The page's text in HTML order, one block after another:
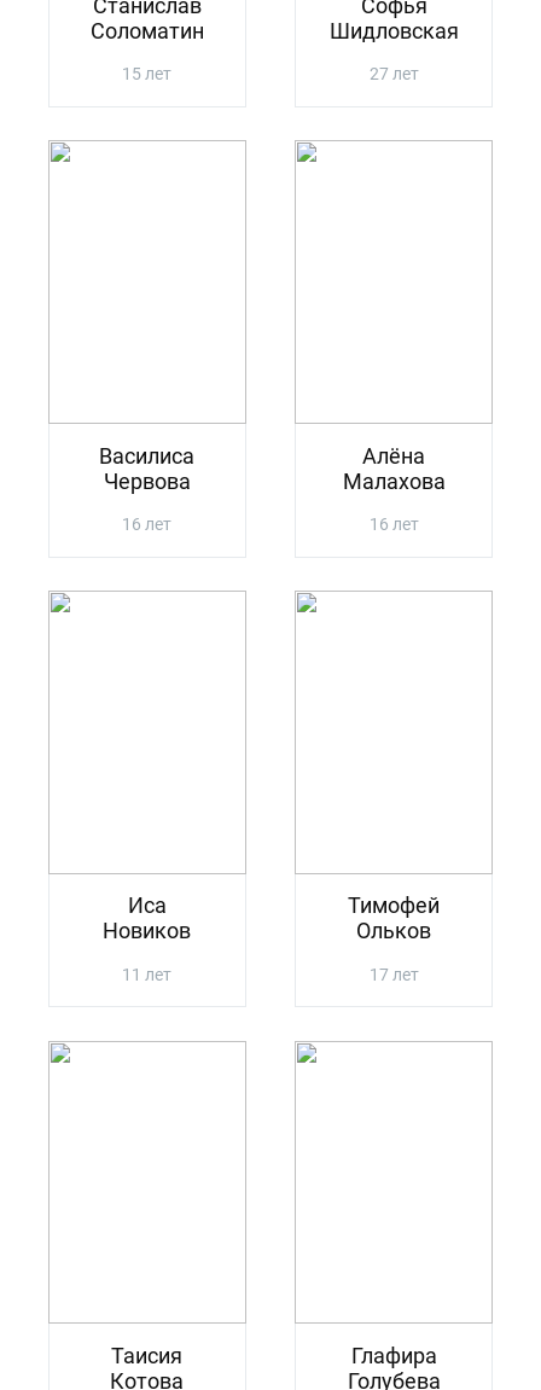
Станислав
Соломатин
15 лет
Софья
Шидловская
27 лет
Василиса
Червова
16 лет
Алёна
Малахова
16 лет
Иса
Новиков
11 лет
Тимофей
Ольков
17 лет
Таисия
Котова
Глафира
Голубева